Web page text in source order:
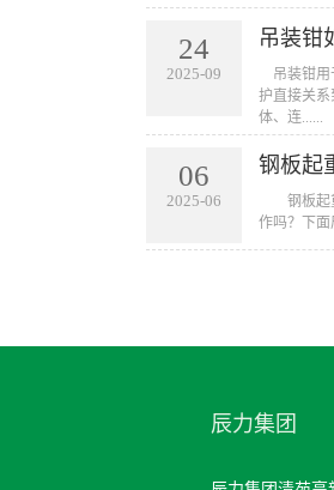
24
2025-09
吊装钳
吊装钳用
护直接关
体、连......
06
2025-06
钢板起
钢板起
作吗？下面
辰力集团